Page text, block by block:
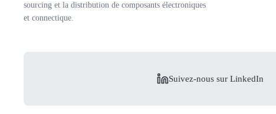
sourcing et la distribution de composants électroniques
et connectique.
Suivez-nous sur LinkedIn